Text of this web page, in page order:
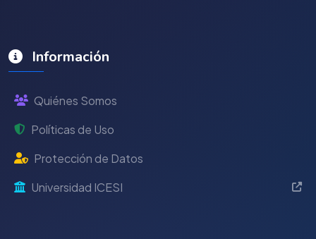
Información
Quiénes Somos
Políticas de Uso
Protección de Datos
Universidad ICESI